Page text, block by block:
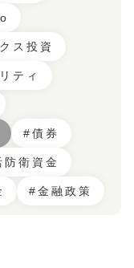
ス投資
ティ
#債券
防衛資金
#金融政策